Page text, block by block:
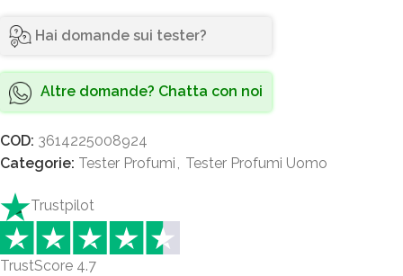
Hai domande sui tester?
Altre domande? Chatta con noi
COD: 3614225008924
Categorie: Tester Profumi Tester Profumi Uomo
Trustpilot
TrustScore 4.7